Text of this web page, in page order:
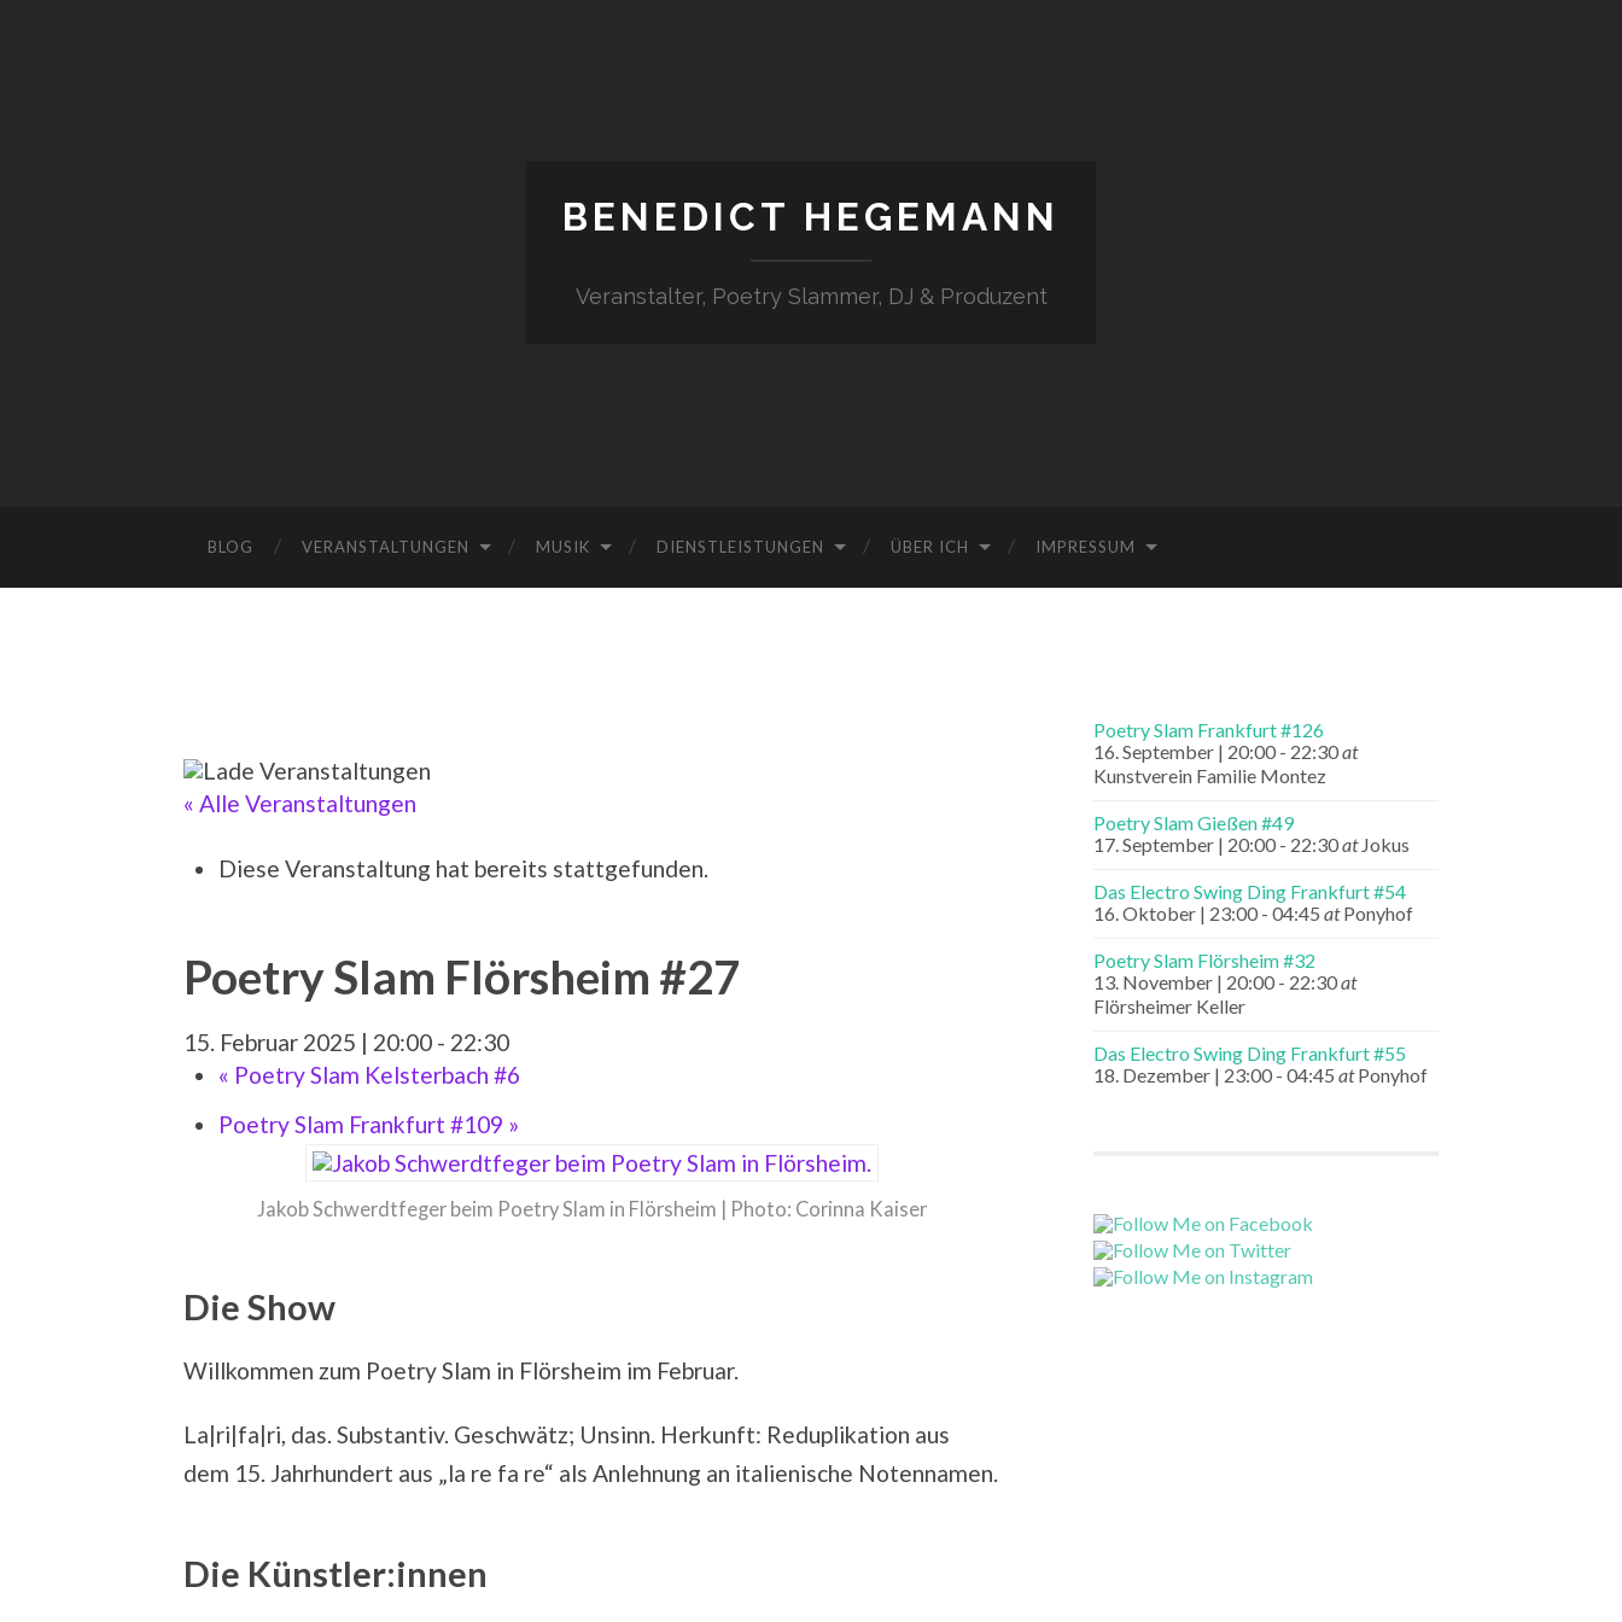
BENEDICT HEGEMANN
Veranstalter, Poetry Slammer, DJ & Produzent
BLOG VERANSTALTUNGEN MUSIK DIENSTLEISTUNGEN ÜBER ICH IMPRESSUM
« Alle Veranstaltungen
Diese Veranstaltung hat bereits stattgefunden.
Poetry Slam Flörsheim #27
15. Februar 2025 | 20:00 - 22:30
« Poetry Slam Kelsterbach #6
Poetry Slam Frankfurt #109 »
Jakob Schwerdtfeger beim Poetry Slam in Flörsheim | Photo: Corinna Kaiser
Die Show
Willkommen zum Poetry Slam in Flörsheim im Februar.
La|ri|fa|ri, das. Substantiv. Geschwätz; Unsinn. Herkunft: Reduplikation aus
dem 15. Jahrhundert aus „la re fa re“ als Anlehnung an italienische Notennamen.
Die Künstler:innen
Poetry Slam Frankfurt #126
16. September | 20:00 - 22:30at
Kunstverein Familie Montez
Poetry Slam Gießen #49
17. September | 20:00 - 22:30at Jokus
Das Electro Swing Ding Frankfurt #54
16. Oktober | 23:00 - 04:45 atPonyhof
Poetry Slam Flörsheim #32
13. November | 20:00 - 22:30at
Flörsheimer Keller
Das Electro Swing Ding Frankfurt #55
18. Dezember | 23:00 - 04:45 atPonyhof